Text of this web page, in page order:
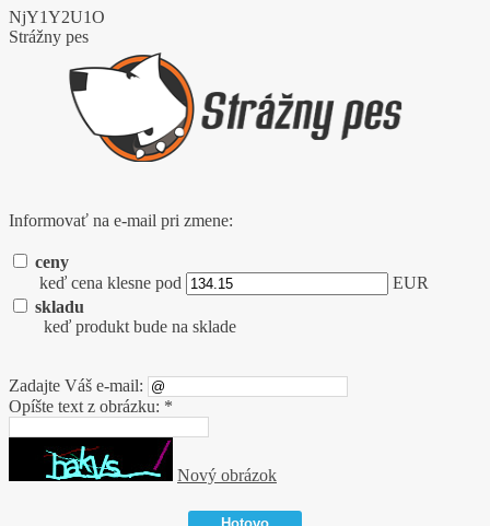
NjY1Y2U1O
Strážny pes
Informovať na e-mail pri zmene:
ceny
keď cena klesne pod
EUR
skladu
keď produkt bude na sklade
Zadajte Váš e-mail:
Opíšte text z obrázku: *
Nový obrázok